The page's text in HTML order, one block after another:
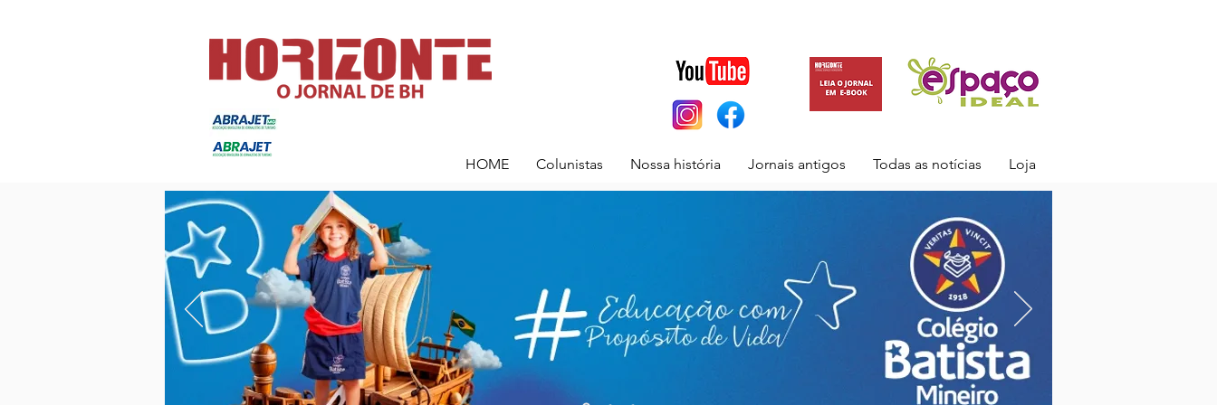
HOME Colunistas Nossa história Jornais antigos Todas as notícias Loja